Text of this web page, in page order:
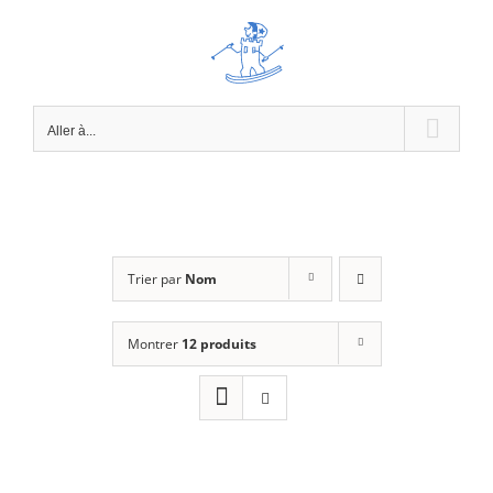
Aller à...
Trier par Nom
Montrer 12 produits